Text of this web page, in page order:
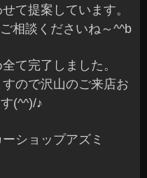
て提案しています。
相談くださいね～^^b
て完了しました。
ので沢山のご来店お
(^^)/♪
ショップアズミ